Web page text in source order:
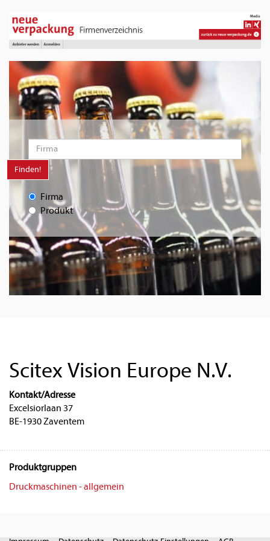
Finden!
Firma
Produkt
Scitex Vision Europe N.V.
Kontakt/Adresse
Excelsiorlaan 37
BE-1930 Zaventem
Produktgruppen
Druckmaschinen - allgemein